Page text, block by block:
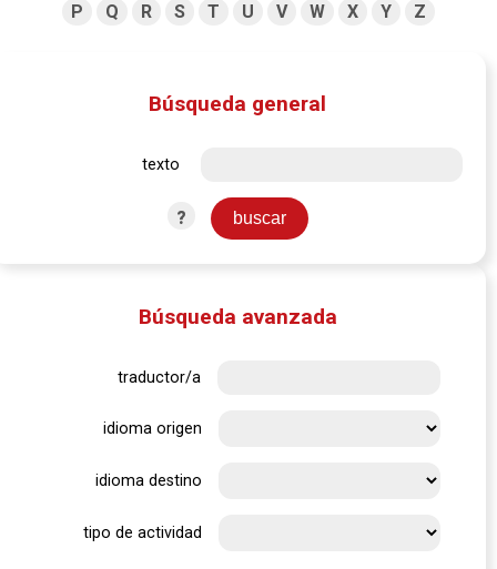
P
Q R S T U V W X Y Z
Búsqueda general
texto
?
Búsqueda avanzada
traductor/a
idioma origen
idioma destino
tipo de actividad